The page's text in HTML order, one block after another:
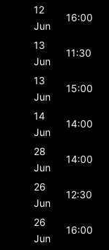
12
Jun
16:00
13
Jun
11:30
13
Jun
15:00
14
Jun
14:00
28
Jun
14:00
26
Jun
12:30
26
Jun
16:00